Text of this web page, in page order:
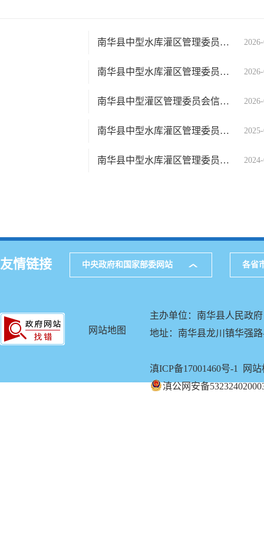
南华县中型水库灌区管理委员会供水价格信息
南华县中型水库灌区管理委员会领导信息
南华县中型灌区管理委员会信息公开指南
南华县中型水库灌区管理委员会信息公开基本目录
南华县中型水库灌区管理委员会交通路线
友情链接 中央政府和国家部委网站 各省
网站地图
主办单位：南华县人民政
地址：南华县龙川镇华强
滇ICP备17001460号-1
网站
滇公网安备